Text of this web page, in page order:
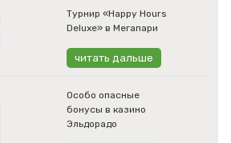
Турнир «Happy Hours
Deluxe» в Мегапари
читать дальше
Особо опасные
бонусы в казино
Эльдорадо